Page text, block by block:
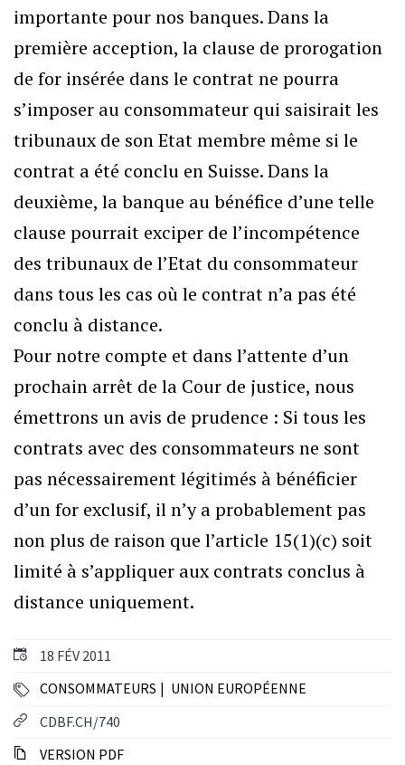
18 FÉV 2011
CONSOMMATEURS
UNION EUROPÉENNE
CDBF.CH/740
VERSION PDF
importante pour nos banques. Dans la
première acception, la clause de prorogation
de for insérée dans le contrat ne pourra
s’imposer au consommateur qui saisirait les
tribunaux de son Etat membre même si le
contrat a été conclu en Suisse. Dans la
deuxième, la banque au bénéfice d’une telle
clause pourrait exciper de l’incompétence
des tribunaux de l’Etat du consommateur
dans tous les cas où le contrat n’a pas été
conclu à distance.
Pour notre compte et dans l’attente d’un
prochain arrêt de la Cour de justice, nous
émettrons un avis de prudence : Si tous les
contrats avec des consommateurs ne sont
pas nécessairement légitimés à bénéficier
d’un for exclusif, il n’y a probablement pas
non plus de raison que l’article 15(1)(c) soit
limité à s’appliquer aux contrats conclus à
distance uniquement.